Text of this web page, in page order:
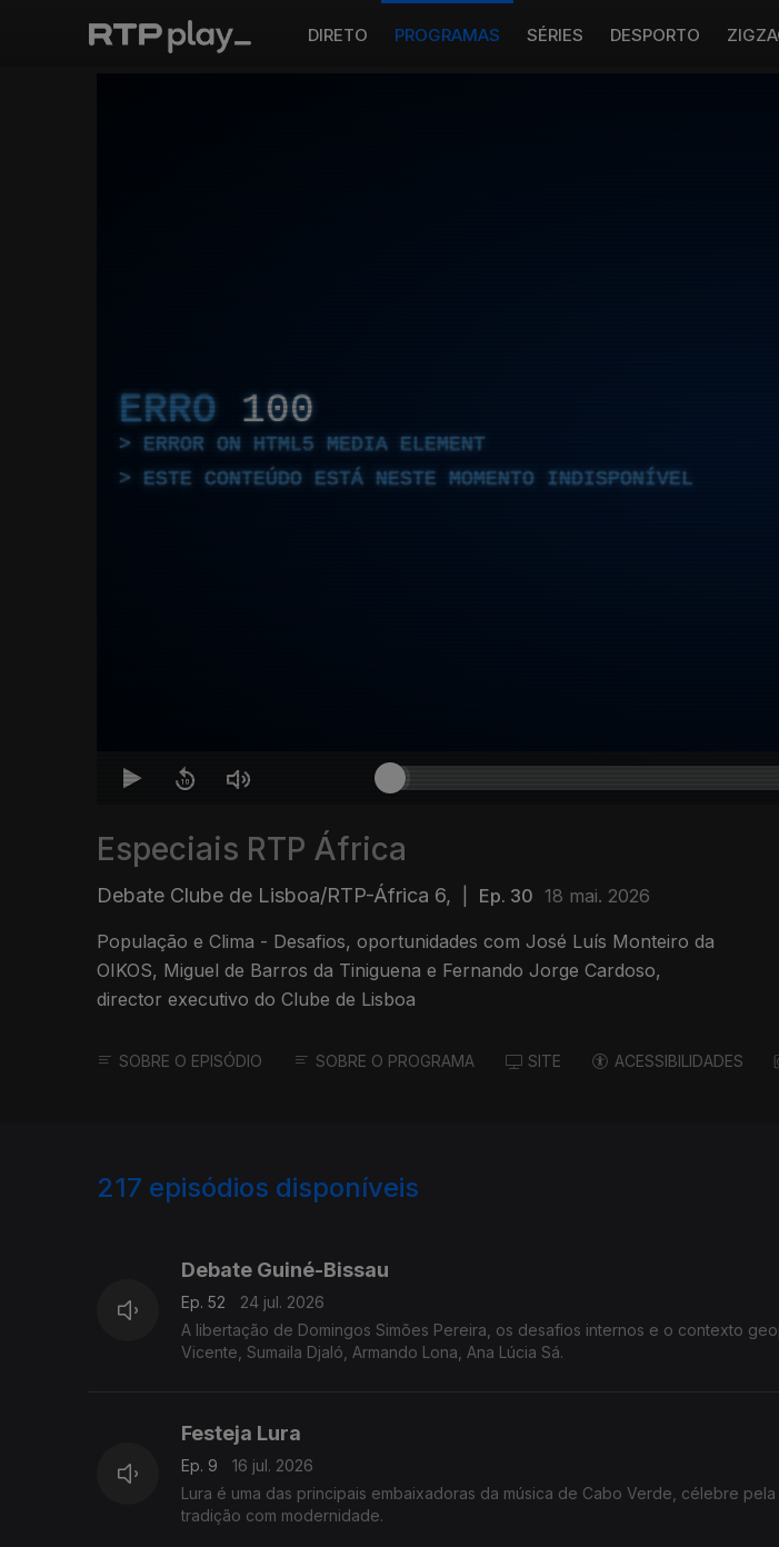
DIRETO PROGRAMAS SÉRIES DESPORTO
ERRO 100
ERROR ON HTML5 MEDIA ELEMENT
ESTE CONTEÚDO ESTÁ NESTE MOMENTO INDISPONÍVEL
Especiais RTP África
Debate Clube de Lisboa/RTP-África 6, Ep. 30 18 mai. 2026
População e Clima - Desafios, oportunidades com José Luís Monteiro da
OIKOS, Miguel de Barros da Tiniguena e Fernando Jorge Cardoso,
director executivo do Clube de Lisboa
SOBRE O EPISÓDIO SOBRE O PROGRAMA SITE ACESSIBILIDADES
217 episódios disponíveis
Debate Guiné-Bissau
Ep. 52
24 jul. 2026
A libertação de Domingos Simões Pereira, os desafios internos e o contexto
Vicente, Sumaila Djaló, Armando Lona, Ana Lúcia Sá.
Festeja Lura
Ep. 9
16 jul. 2026
Lura é uma das principais embaixadoras da música de Cabo Verde, célebre
tradição com modernidade.